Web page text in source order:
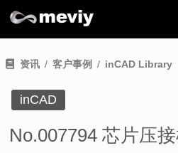
资讯 客户事例 inCAD Library
inCAD
No.007794 芯片压